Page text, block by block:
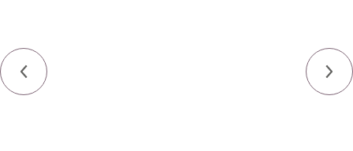
Мощность номинальная,
ЯМЗ/QSB6.7/Weichai, кВт (л.с.)
121 (165) или 132 (180) / 131
(178) / 140 (190)
Эксплуатационная масса, т
от 15 до 22